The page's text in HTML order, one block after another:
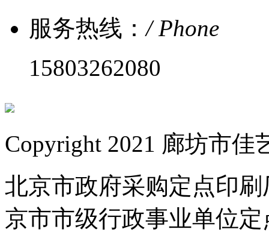
服务热线：/ Phone
15803262080
Copyright 2021 廊坊市
北京市政府采购定点印
京市市级行政事业单位